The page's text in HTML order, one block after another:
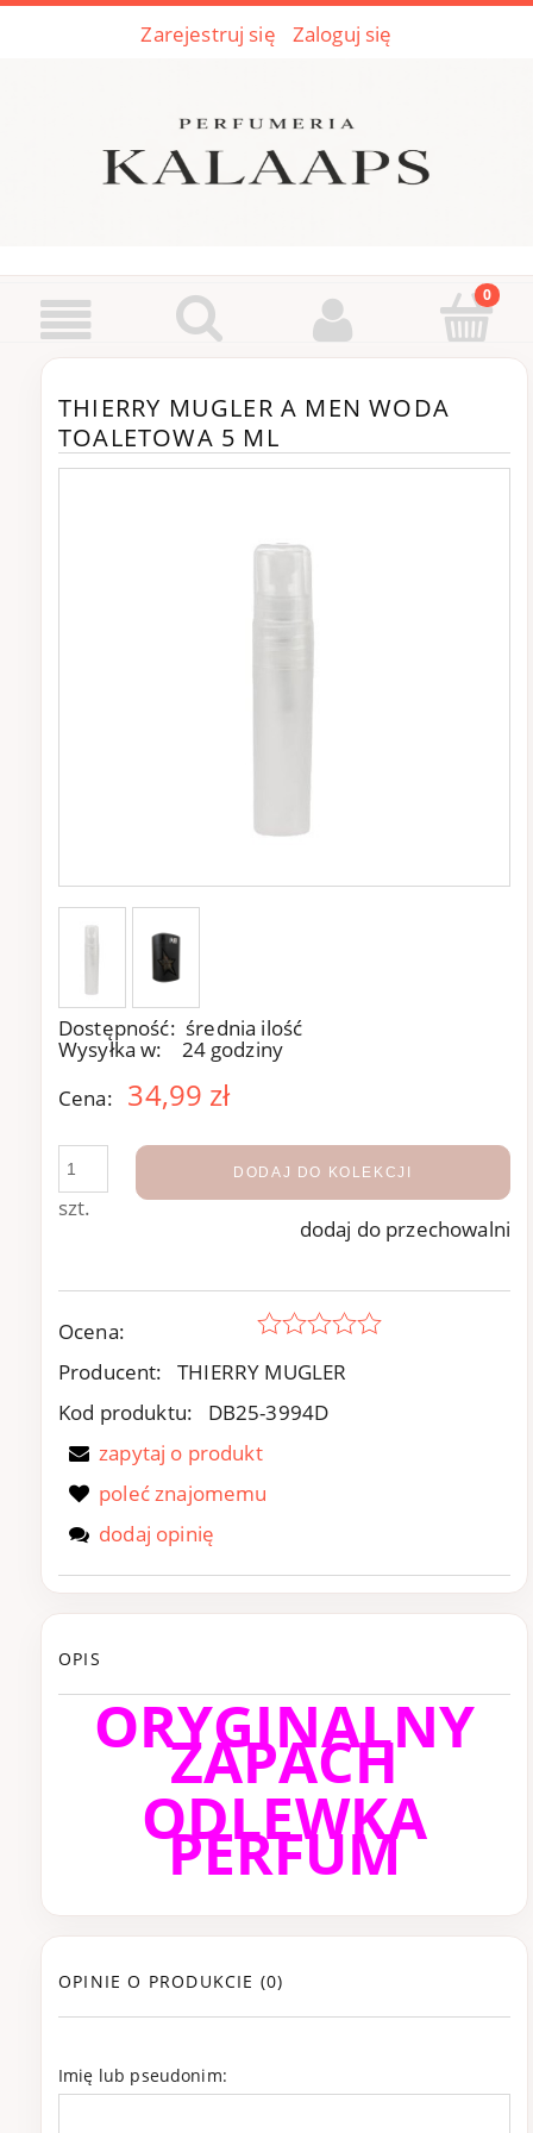
Zarejestruj się Zaloguj się
THIERRY MUGLER A MEN WODA
TOALETOWA 5 ML
Dostępność: średnia ilość
Wysyłka w:
24 godziny
Cena:
34,99 zł
szt.
DODAJ DO KOLEKCJI
dodaj do przechowalni
Ocena:
Producent:
THIERRY MUGLER
Kod produktu:
DB25-3994D
zapytaj o produkt
poleć znajomemu
dodaj opinię
OPIS
ORYGINALNY
ZAPACH
ODLEWKA
PERFUM
OPINIE O PRODUKCIE (0)
Imię lub pseudonim: